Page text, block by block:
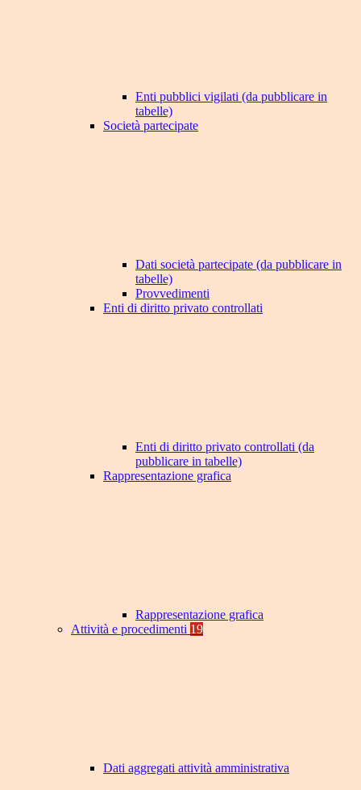
Enti pubblici vigilati (da pubblicare in
tabelle)
Società partecipate
Dati società partecipate (da pubblicare in
tabelle)
Provvedimenti
Enti di diritto privato controllati
Enti di diritto privato controllati (da
pubblicare in tabelle)
Rappresentazione grafica
Rappresentazione grafica
Attività e procedimenti 19
Dati aggregati attività amministrativa